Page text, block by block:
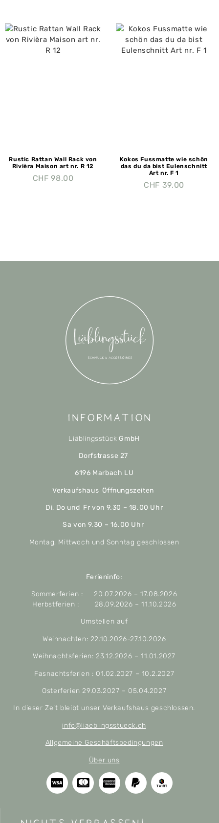
Rustic Rattan Wall Rack von
Rivièra Maison art nr. R 12
CHF 98.00
Kokos Fussmatte wie schön
das du da bist Eulenschnitt
Art nr. F 1
CHF 39.00
Information
Liäblingsstück GmbH
Dorfstrasse 27
6196 Marbach LU
Verkaufshaus Öffnungszeiten
Di, Do und Fr von 9.30 – 18.00 Uhr
Sa von 9.30 – 16.00 Uhr
Montag, Mittwoch und Sonntag geschlossen
Ferieninfo:
Sommerferien : 20.07.2026 – 17.08.2026
Herbstferien : 28.09.2026 – 11.10.2026
Umstellen auf
Weihnachten: 22.10.2026-27.10.2026
Weihnachtsferien: 23.12.2026 – 11.01.2027
Fasnachtsferien : 01.02.2027 – 10.2.2027
Osterferien 29.03.2027 – 05.04.2027
In dieser Zeit bleibt unser Verkaufshaus geschlossen.
info@liaeblingsstueck.ch
Allgemeine Geschäftsbedingungen
Über uns